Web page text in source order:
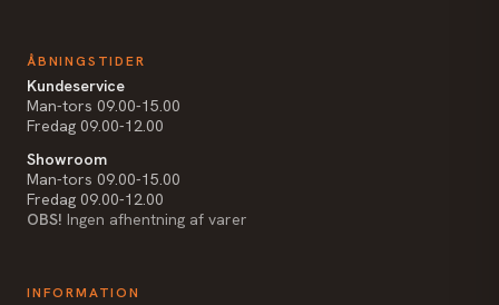
ÅBNINGSTIDER
Kundeservice
Man-tors 09.00-15.00
Fredag 09.00-12.00
Showroom
Man-tors 09.00-15.00
Fredag 09.00-12.00
OBS! Ingen afhentning af varer
INFORMATION